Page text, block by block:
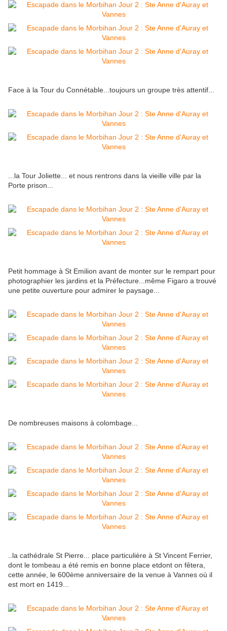
Face à la Tour du Connétable...toujours un groupe très attentif...
...la Tour Joliette... et nous rentrons dans la vieille ville par la
Porte prison...
Petit hommage à St Emilion avant de monter sur le rempart pour
photographier les jardins et la Préfecture...même Figaro a trouvé
une petite ouverture pour admirer le paysage...
De nombreuses maisons à colombage...
..la cathédrale St Pierre... place particulière à St Vincent Ferrier,
dont le tombeau a été remis en bonne place etdont on fêtera,
cette année, le 600ème anniversaire de la venue à Vannes où il
est mort en 1419...